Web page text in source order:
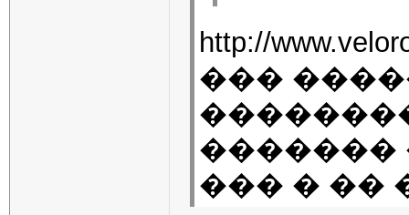
http://
���
�������
��� � ��